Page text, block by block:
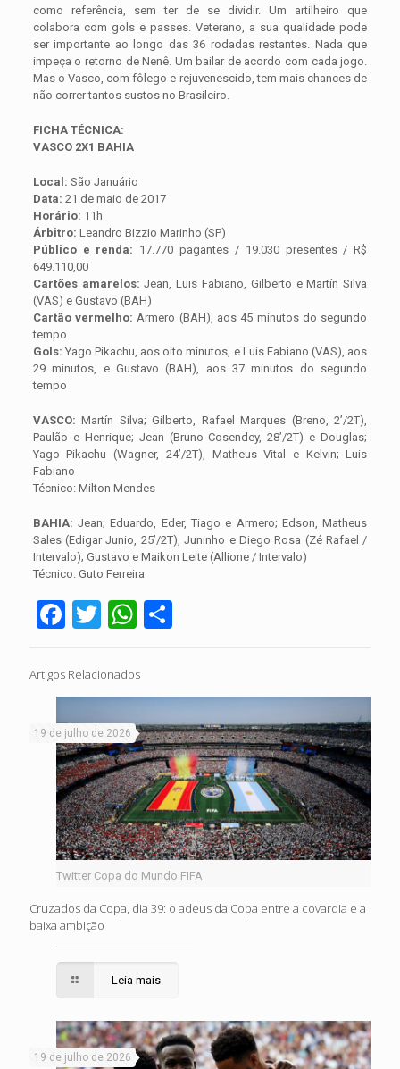
como referência, sem ter de se dividir. Um artilheiro que
colabora com gols e passes. Veterano, a sua qualidade pode
ser importante ao longo das 36 rodadas restantes. Nada que
impeça o retorno de Nenê. Um bailar de acordo com cada jogo.
Mas o Vasco, com fôlego e rejuvenescido, tem mais chances de
não correr tantos sustos no Brasileiro.
FICHA TÉCNICA:
VASCO 2X1 BAHIA
Local: São Januário
Data: 21 de maio de 2017
Horário: 11h
Árbitro: Leandro Bizzio Marinho (SP)
Público e renda: 17.770 pagantes / 19.030 presentes / R$
649.110,00
Cartões amarelos: Jean, Luis Fabiano, Gilberto e Martín Silva
(VAS) e Gustavo (BAH)
Cartão vermelho: Armero (BAH), aos 45 minutos do segundo
tempo
Gols: Yago Pikachu, aos oito minutos, e Luis Fabiano (VAS), aos
29 minutos, e Gustavo (BAH), aos 37 minutos do segundo
tempo
VASCO: Martín Silva; Gilberto, Rafael Marques (Breno, 2’/2T),
Paulão e Henrique; Jean (Bruno Cosendey, 28’/2T) e Douglas;
Yago Pikachu (Wagner, 24’/2T), Matheus Vital e Kelvin; Luis
Fabiano
Técnico: Milton Mendes
BAHIA: Jean; Eduardo, Eder, Tiago e Armero; Edson, Matheus
Sales (Edigar Junio, 25’/2T), Juninho e Diego Rosa (Zé Rafael /
Intervalo); Gustavo e Maikon Leite (Allione / Intervalo)
Técnico: Guto Ferreira
Facebook
TwitterWhatsApp
Share
Artigos Relacionados
Twitter Copa do Mundo FIFA
19 de julho de 2026
Cruzados da Copa, dia 39: o adeus da Copa entre a covardia e a
baixa ambição
Leia mais
19 de julho de 2026